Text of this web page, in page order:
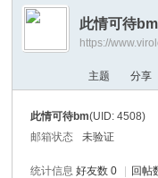
中
病
此情可待bm
https://
主题 分享
此情可待bm(UID: 4508)
邮箱状态
未验证
统计信息 好友数 0 回帖